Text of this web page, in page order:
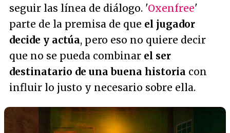
seguir las línea de diálogo. 'Oxenfree'
parte de la premisa de que el jugador
decide y actúa, pero eso no quiere decir
que no se pueda combinar el ser
destinatario de una buena historia con
influir lo justo y necesario sobre ella.